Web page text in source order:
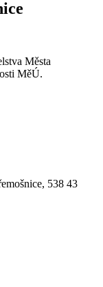
Města
MěÚ.
538 43